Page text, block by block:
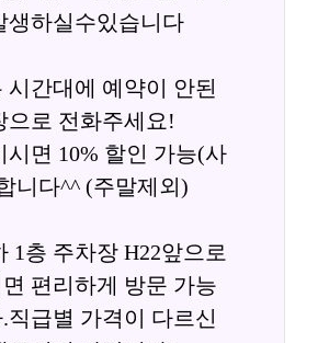
생하실수있습니다
시간대에 예약이 안된
으로 전화주세요!
시면 10% 할인 가능(사
니다^^ (주말제외)
1층 주차장 H22앞으로
편리하게 방문 가능
직급별 가격이 다르신